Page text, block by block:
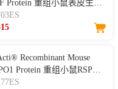
Protein 重组小鼠表皮生长
Recombinant Mouse
Protein 重组小鼠RSPO1